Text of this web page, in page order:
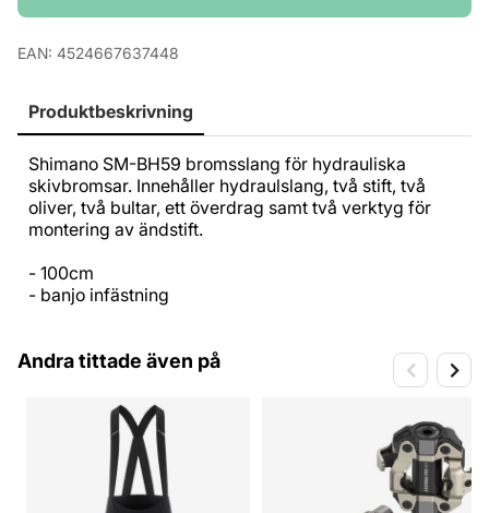
EAN: 4524667637448
Produktbeskrivning
Shimano SM-BH59 bromsslang för hydrauliska
skivbromsar. Innehåller hydraulslang, två stift, två
oliver, två bultar, ett överdrag samt två verktyg för
montering av ändstift.
- 100cm
- banjo infästning
Andra tittade även på